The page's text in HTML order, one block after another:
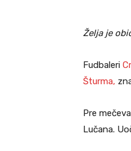
Želja je
Fudbaleri
Šturma,
Pre
Lučana.